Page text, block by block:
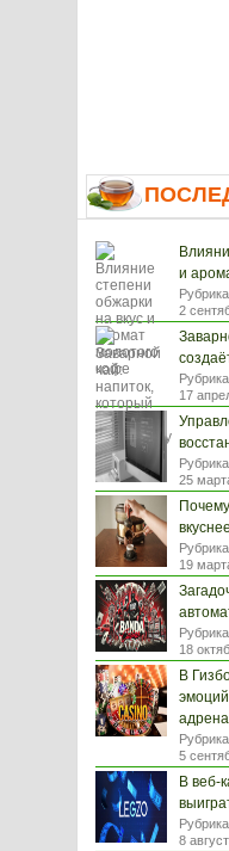
и
2
17
25
19
18
В
5
В веб-
8